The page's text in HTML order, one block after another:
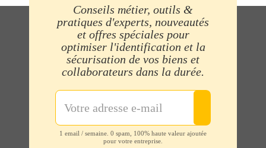
Conseils métier, outils &
pratiques d'experts, nouveautés
et offres spéciales pour
optimiser l'identification et la
sécurisation de vos biens et
collaborateurs dans la durée.
1 email / semaine. 0 spam, 100% haute valeur ajoutée
pour votre entreprise.